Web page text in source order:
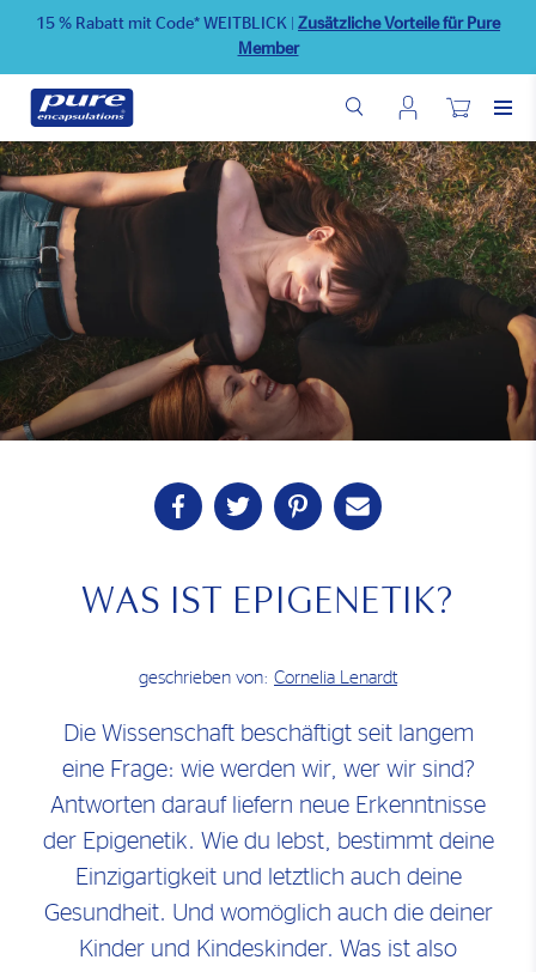
Direkt
Inhalt
15 % Rabatt mit Code* WEITBLICK
Zusätzliche Vorteile für Pure
Member
Wunschliste
WAS IST EPIGENETIK?
geschrieben von: Cornelia Lenardt
Die Wissenschaft beschäftigt seit langem
eine Frage: wie werden wir, wer wir sind?
Antworten darauf liefern neue Erkenntnisse
der Epigenetik. Wie du lebst, bestimmt deine
Einzigartigkeit und letztlich auch deine
Gesundheit. Und womöglich auch die deiner
Kinder und Kindeskinder. Was ist also